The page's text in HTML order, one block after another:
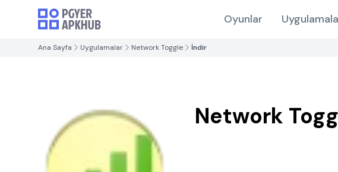
Oyunlar
Ana Sayfa Uygulamalar Network Toggle İndir
Network